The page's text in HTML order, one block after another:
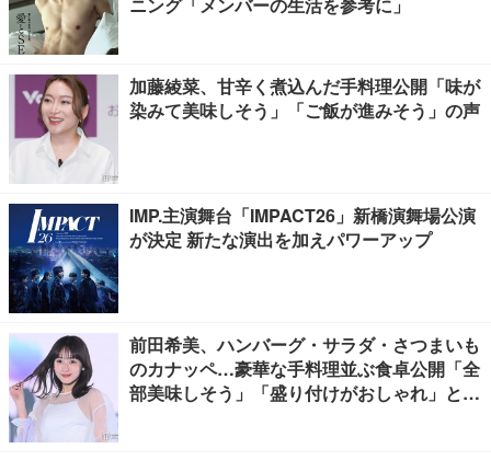
加藤綾菜、甘辛く煮込んだ手料理公開「味が
染みて美味しそう」「ご飯が進みそう」の声
IMP.主演舞台「IMPACT26」新橋演舞場公演
が決定 新たな演出を加えパワーアップ
前田希美、ハンバーグ・サラダ・さつまいも
のカナッペ…豪華な手料理並ぶ食卓公開「全
部美味しそう」「盛り付けがおしゃれ」と絶